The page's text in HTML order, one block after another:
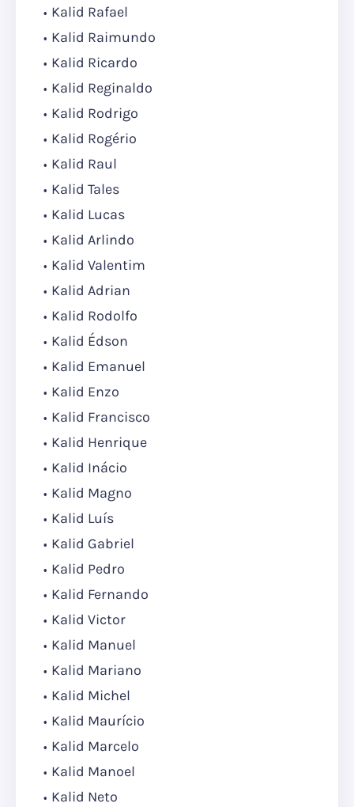
Kalid Rafael
Kalid Raimundo
Kalid Ricardo
Kalid Reginaldo
Kalid Rodrigo
Kalid Rogério
Kalid Raul
Kalid Tales
Kalid Lucas
Kalid Arlindo
Kalid Valentim
Kalid Adrian
Kalid Rodolfo
Kalid Édson
Kalid Emanuel
Kalid Enzo
Kalid Francisco
Kalid Henrique
Kalid Inácio
Kalid Magno
Kalid Luís
Kalid Gabriel
Kalid Pedro
Kalid Fernando
Kalid Victor
Kalid Manuel
Kalid Mariano
Kalid Michel
Kalid Maurício
Kalid Marcelo
Kalid Manoel
Kalid Neto